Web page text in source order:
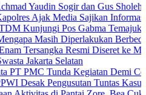
Sogir dan Gus Sholeh Beri
Media Sajikan Informasi
Pos Gabma Temajuk dan
Masih Diperlakukan Berbeda?
Resmi Diseret ke Meja
Selatan
Tunda Kegiatan Demi Cegah
Pengusutan Tuntas Kasus